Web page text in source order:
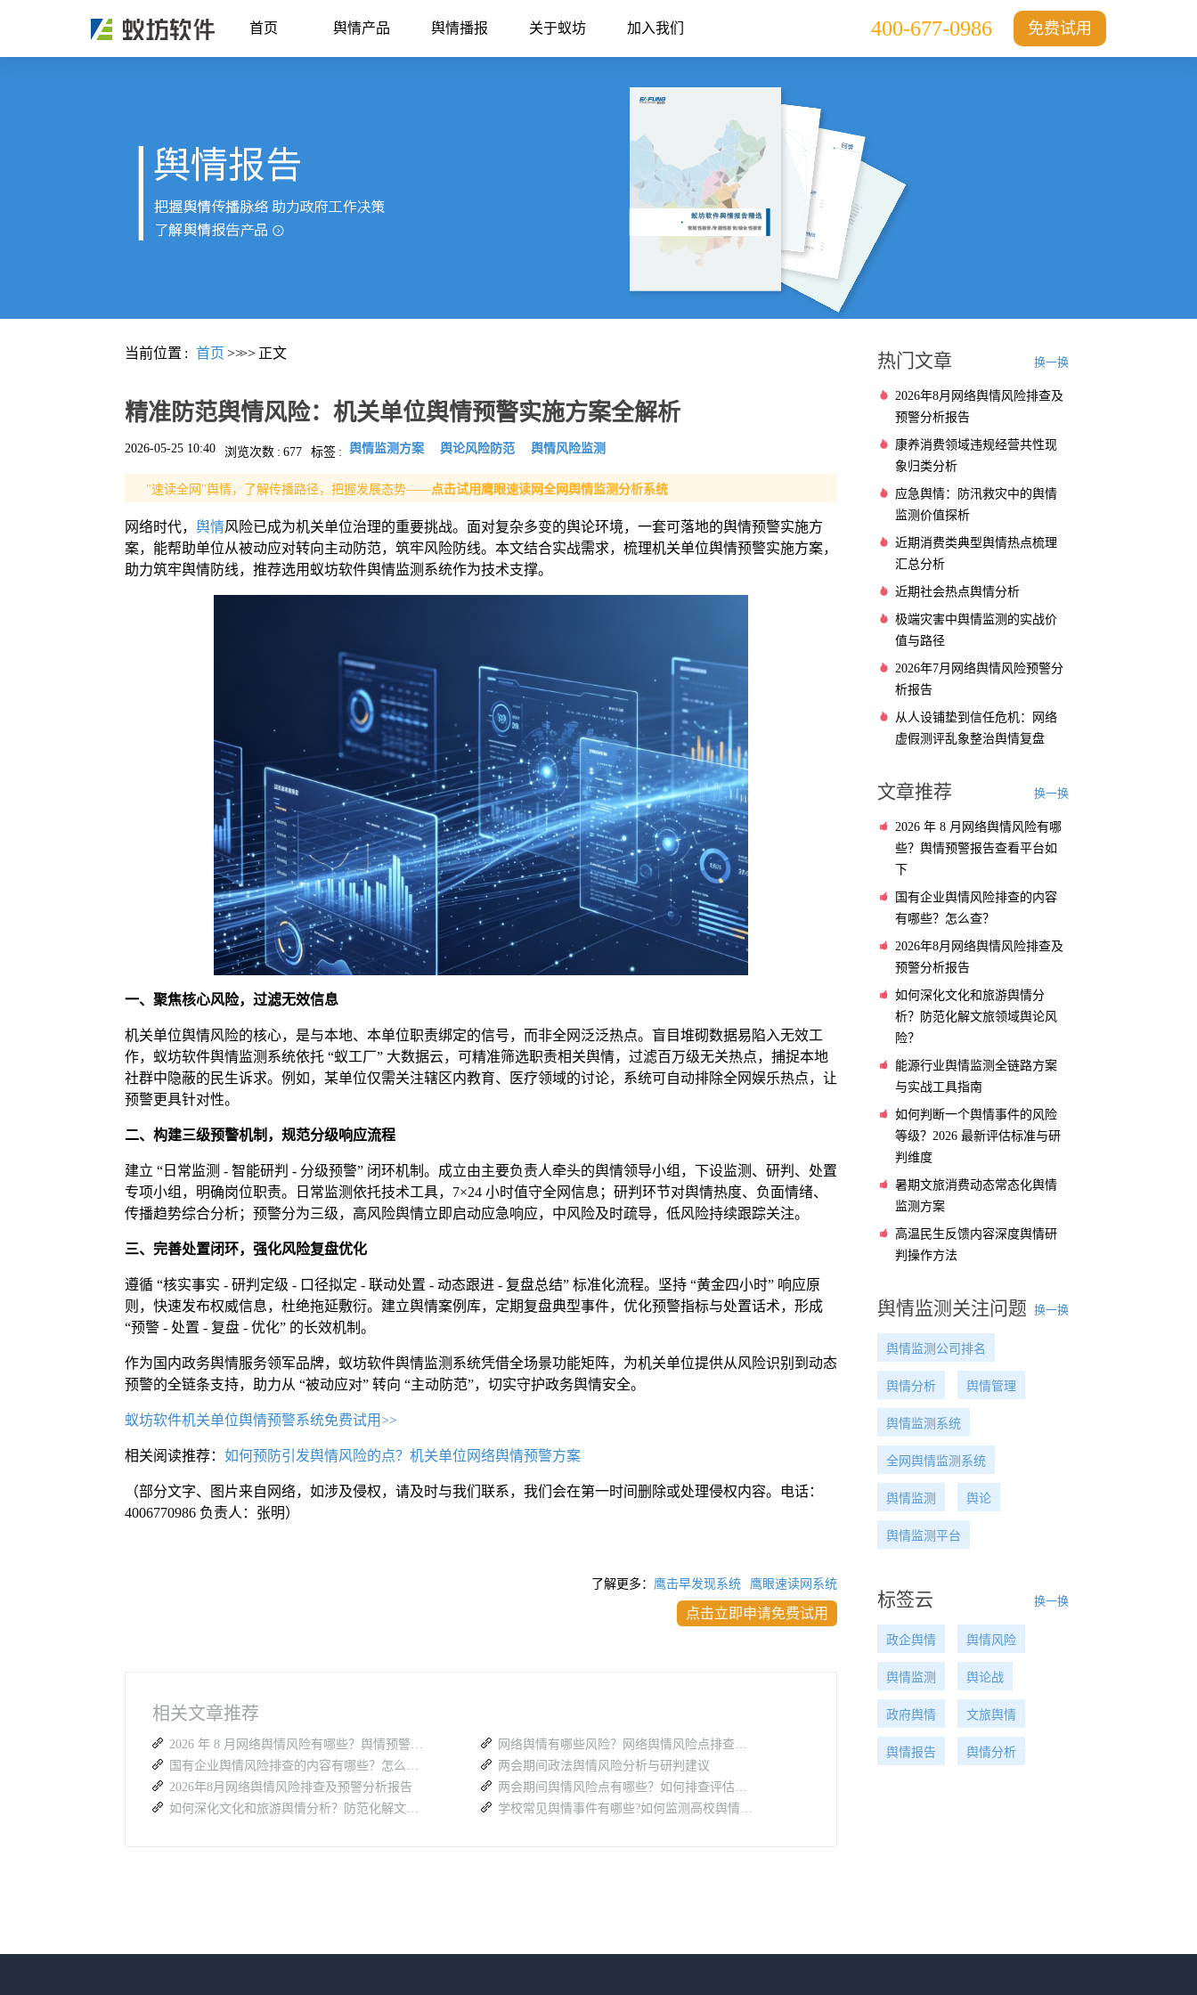
首页 舆情产品 舆情播报 关于蚁坊 加入我们 免费试用
400-677-0986
当前位置 : 首页 >>>> 正文
精准防范舆情风险：机关单位舆情预警实施方案全解析
2026-05-25 10:40 浏览次数 : 677 标签 : 舆情风险监测
舆论风险防范
舆情监测方案
"速读全网"舆情，了解传播路径，把握发展态势——点击试用鹰眼速读网全网舆情监测分析系统
网络时代， 舆情风险已成为机关单位治理的重要挑战。面对复杂多变的舆论环境，一套可落地的舆情预警实施方
案，能帮助单位从被动应对转向主动防范，筑牢风险防线。本文结合实战需求，梳理机关单位舆情预警实施方案，
助力筑牢舆情防线，推荐选用蚁坊软件舆情监测系统作为技术支撑。
一、聚焦核心风险，过滤无效信息
机关单位舆情风险的核心，是与本地、本单位职责绑定的信号，而非全网泛泛热点。盲目堆砌数据易陷入无效工
作，蚁坊软件舆情监测系统依托 “蚁工厂” 大数据云，可精准筛选职责相关舆情，过滤百万级无关热点，捕捉本地
社群中隐蔽的民生诉求。例如，某单位仅需关注辖区内教育、医疗领域的讨论，系统可自动排除全网娱乐热点，让
预警更具针对性。
二、构建三级预警机制，规范分级响应流程
建立 “日常监测 - 智能研判 - 分级预警” 闭环机制。成立由主要负责人牵头的舆情领导小组，下设监测、研判、处置
专项小组，明确岗位职责。日常监测依托技术工具，7×24 小时值守全网信息；研判环节对舆情热度、负面情绪、
传播趋势综合分析；预警分为三级，高风险舆情立即启动应急响应，中风险及时疏导，低风险持续跟踪关注。
三、完善处置闭环，强化风险复盘优化
遵循 “核实事实 - 研判定级 - 口径拟定 - 联动处置 - 动态跟进 - 复盘总结” 标准化流程。坚持 “黄金四小时” 响应原
则，快速发布权威信息，杜绝拖延敷衍。建立舆情案例库，定期复盘典型事件，优化预警指标与处置话术，形成
“预警 - 处置 - 复盘 - 优化” 的长效机制。
作为国内政务舆情服务领军品牌，蚁坊软件舆情监测系统凭借全场景功能矩阵，为机关单位提供从风险识别到动态
预警的全链条支持，助力从 “被动应对” 转向 “主动防范”，切实守护政务舆情安全。
蚁坊软件机关单位舆情预警系统免费试用>>
相关阅读推荐： 如何预防引发舆情风险的点？机关单位网络舆情预警方案
（部分文字、图片来自网络，如涉及侵权，请及时与我们联系，我们会在第一时间删除或处理侵权内容。电话：
4006770986 负责人：张明）
了解更多： 鹰击早发现系统 鹰眼速读网系统
点击立即申请免费试用
相关文章推荐
2026年8月网络舆情风险排查及预警分析报告
如何深化文化和旅游舆情分析？防范化解文旅领域舆论风险？
两会期间政法舆情风险分析与研判建议
两会期间舆情风险点有哪些？如何排查评估风险隐患？
学校常见舆情事件有哪些?如何监测高校舆情突发风险点？
热门文章 换一换
2026年8月网络舆情风险排查及
预警分析报告
康养消费领域违规经营共性现
象归类分析
应急舆情：防汛救灾中的舆情
监测价值探析
近期消费类典型舆情热点梳理
汇总分析
近期社会热点舆情分析
极端灾害中舆情监测的实战价
值与路径
2026年7月网络舆情风险预警分
析报告
从人设铺垫到信任危机：网络
虚假测评乱象整治舆情复盘
文章推荐 换一换
2026 年 8 月网络舆情风险有哪
些？舆情预警报告查看平台如
下
国有企业舆情风险排查的内容
有哪些？怎么查？
2026年8月网络舆情风险排查及
预警分析报告
如何深化文化和旅游舆情分
析？防范化解文旅领域舆论风
险？
能源行业舆情监测全链路方案
与实战工具指南
如何判断一个舆情事件的风险
等级？2026 最新评估标准与研
判维度
暑期文旅消费动态常态化舆情
监测方案
高温民生反馈内容深度舆情研
判操作方法
舆情监测关注问题 换一换
舆情监测公司排名
舆情分析 舆情管理
舆情监测系统
全网舆情监测系统
舆情监测 舆论
舆情监测平台
标签云 换一换
政企舆情 舆情风险
舆情监测 舆论战
政府舆情 文旅舆情
舆情报告 舆情分析